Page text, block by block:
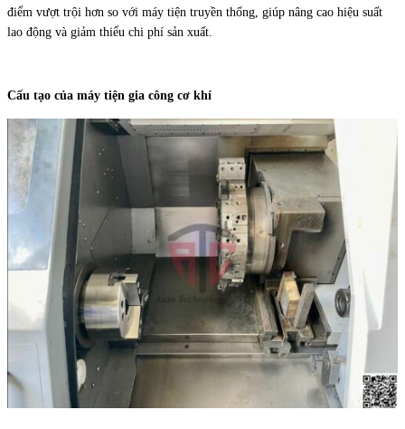
điểm vượt trội hơn so với máy tiện truyền thống, giúp nâng cao hiệu suất
lao động và giảm thiểu chi phí sản xuất.
Cấu tạo của máy tiện gia công cơ khí